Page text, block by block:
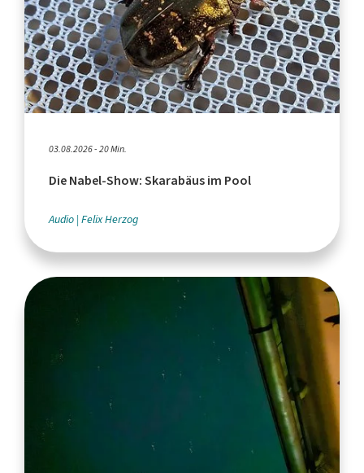
03.08.2026 - 20 Min.
Die Nabel-Show: Skarabäus im Pool
Audio Felix Herzog